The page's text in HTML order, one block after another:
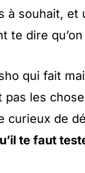
à souhait, et
dire qu’on
qui fait
pas les
curieux de
te faut